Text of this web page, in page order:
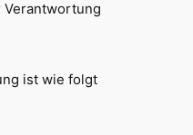
Verantwortung
ist wie folgt